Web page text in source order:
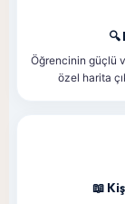
🔍
Öğrencinin güçlü
özel harita
📖